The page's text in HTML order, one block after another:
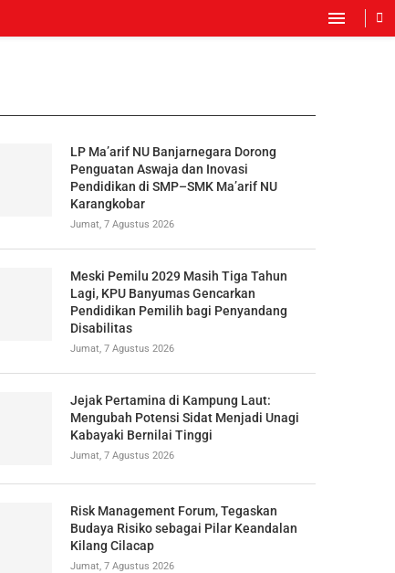
LP Ma’arif NU Banjarnegara Dorong
Penguatan Aswaja dan Inovasi
Pendidikan di SMP–SMK Ma’arif NU
Karangkobar
Jumat, 7 Agustus 2026
Meski Pemilu 2029 Masih Tiga Tahun
Lagi, KPU Banyumas Gencarkan
Pendidikan Pemilih bagi Penyandang
Disabilitas
Jumat, 7 Agustus 2026
Jejak Pertamina di Kampung Laut:
Mengubah Potensi Sidat Menjadi Unagi
Kabayaki Bernilai Tinggi
Jumat, 7 Agustus 2026
Risk Management Forum, Tegaskan
Budaya Risiko sebagai Pilar Keandalan
Kilang Cilacap
Jumat, 7 Agustus 2026